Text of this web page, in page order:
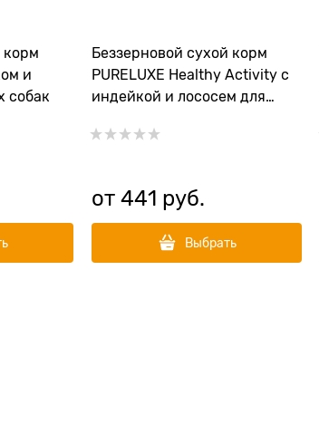
корм
и
собак
Беззерновой сухой корм
PURELUXE Healthy Activity с
индейкой и лососем для
от 441 руб.
Выбрать